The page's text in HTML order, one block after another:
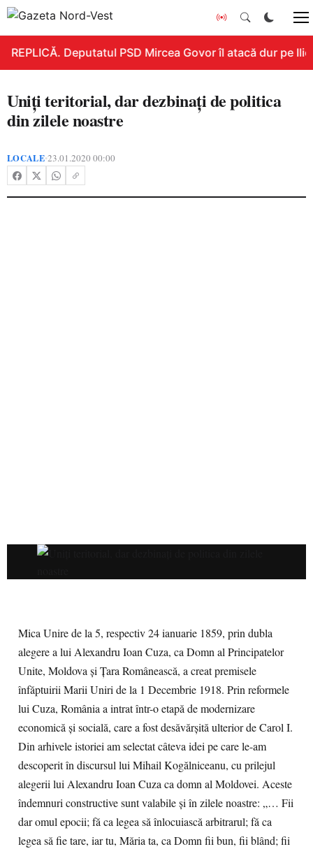
REPLICĂ. Deputatul PSD Mircea Govor îl atacă dur pe
Uniți teritorial, dar dezbinați de politica
din zilele noastre
LOCALE•23.01.2020 00:00
Mica Unire de la 5, respectiv 24 ianuarie 1859, prin dubla
alegere a lui Alexandru Ioan Cuza, ca Domn al Principatelor
Unite, Moldova și Țara Românească, a creat premisele
înfăptuirii Marii Uniri de la 1 Decembrie 1918. Prin reformele
lui Cuza, România a intrat într-o etapă de modernizare
economică și socială, care a fost desăvărșită ulterior de Carol I.
Din arhivele istoriei am selectat câteva idei pe care le-am
descoperit în discursul lui Mihail Kogălniceanu, cu prilejul
alegerii lui Alexandru Ioan Cuza ca domn al Moldovei. Aceste
îndemnuri constructive sunt valabile și în zilele noastre: „… Fii
dar omul epocii; fă ca legea să înlocuiască arbitrarul; fă ca
legea să fie tare, iar tu, Măria ta, ca Domn fii bun, fii blând; fii